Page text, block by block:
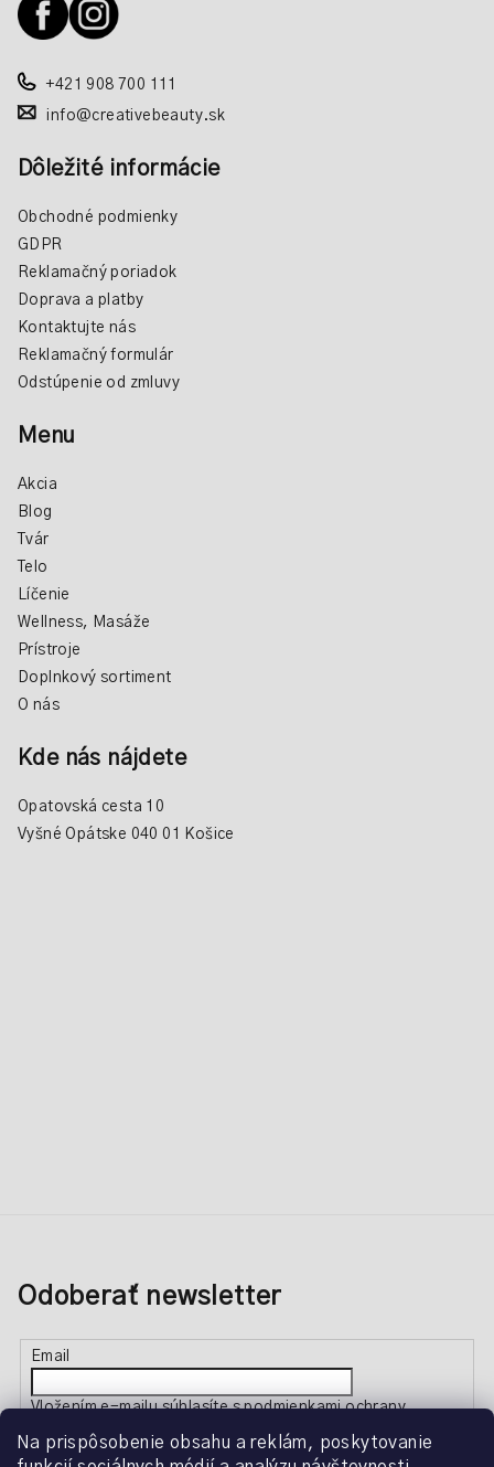
Na prispôsobenie obsahu a reklám, poskytovanie
+421 908 700 111
info@creativebeauty.sk
Dôležité informácie
Obchodné podmienky
GDPR
Reklamačný poriadok
Doprava a platby
Kontaktujte nás
Reklamačný formulár
Odstúpenie od zmluvy
Menu
Akcia
Blog
Tvár
Telo
Líčenie
Wellness, Masáže
Prístroje
Doplnkový sortiment
O nás
Kde nás nájdete
Opatovská cesta 10
Vyšné Opátske 040 01 Košice
Odoberať newsletter
Email
Vložením e-mailu súhlasíte spodmienkami ochrany
osobných údajov